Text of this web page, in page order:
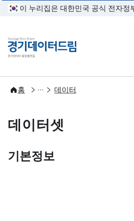
본문
이 누리집은 대한민국 공식 전자정
경기데이터드림
홈
개방 데이터
데이터셋
기본정보